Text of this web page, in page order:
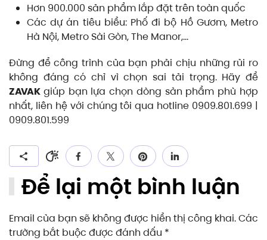
Hơn 900.000 sản phẩm lắp đặt trên toàn quốc
Các dự án tiêu biểu: Phố đi bộ Hồ Gươm, Metro
Hà Nội, Metro Sài Gòn, The Manor,…
Đừng để công trình của bạn phải chịu những rủi ro
không đáng có chỉ vì chọn sai tải trọng. Hãy để
ZAVAK giúp bạn lựa chọn dòng sản phẩm phù hợp
nhất, liên hệ với chúng tôi qua hotline 0909.801.699 |
0909.801.599
Để lại một bình luận
Email của bạn sẽ không được hiển thị công khai. Các
trường bắt buộc được đánh dấu *